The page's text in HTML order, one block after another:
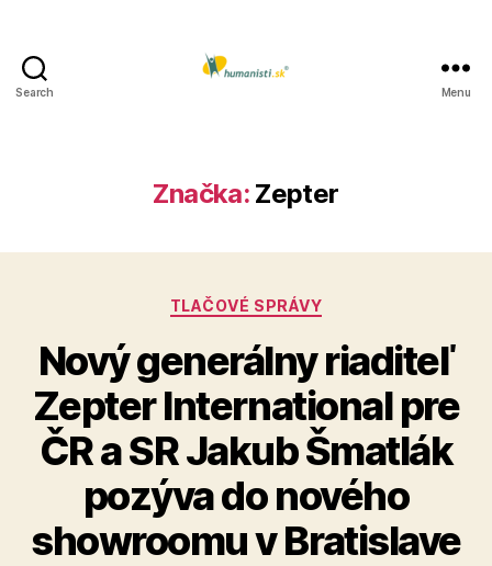
Search Menu
Značka: Zepter
Kategórie
TLAČOVÉ SPRÁVY
Nový generálny riaditeľ
Zepter International pre
ČR a SR Jakub Šmatlák
pozýva do nového
showroomu v Bratislave